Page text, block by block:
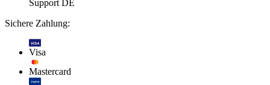
Support DE
Sichere Zahlung:
VISA
Visa
Mastercard
PayPal